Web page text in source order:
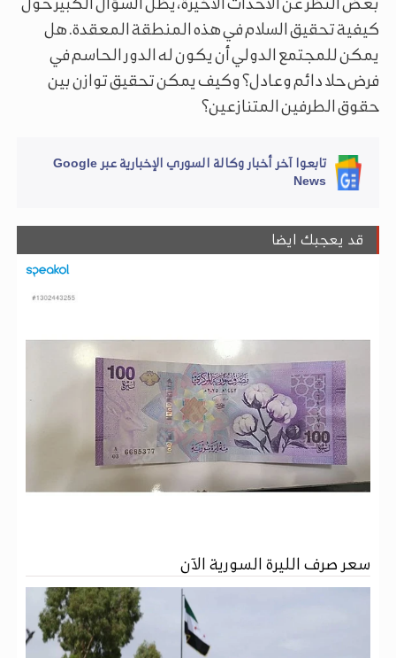
كيفية تحقيق السلام في هذه المنطقة المعقدة. هل
يمكن للمجتمع الدولي أن يكون له الدور الحاسم في
فرض حلا دائم وعادل؟ وكيف يمكن تحقيق توازن بين
حقوق الطرفين المتنازعين؟
تابعوا آخر أخبار وكالة السوري الإخبارية عبر Google
News
قد يعجبك ايضا
سعر صرف الليرة السورية الآن